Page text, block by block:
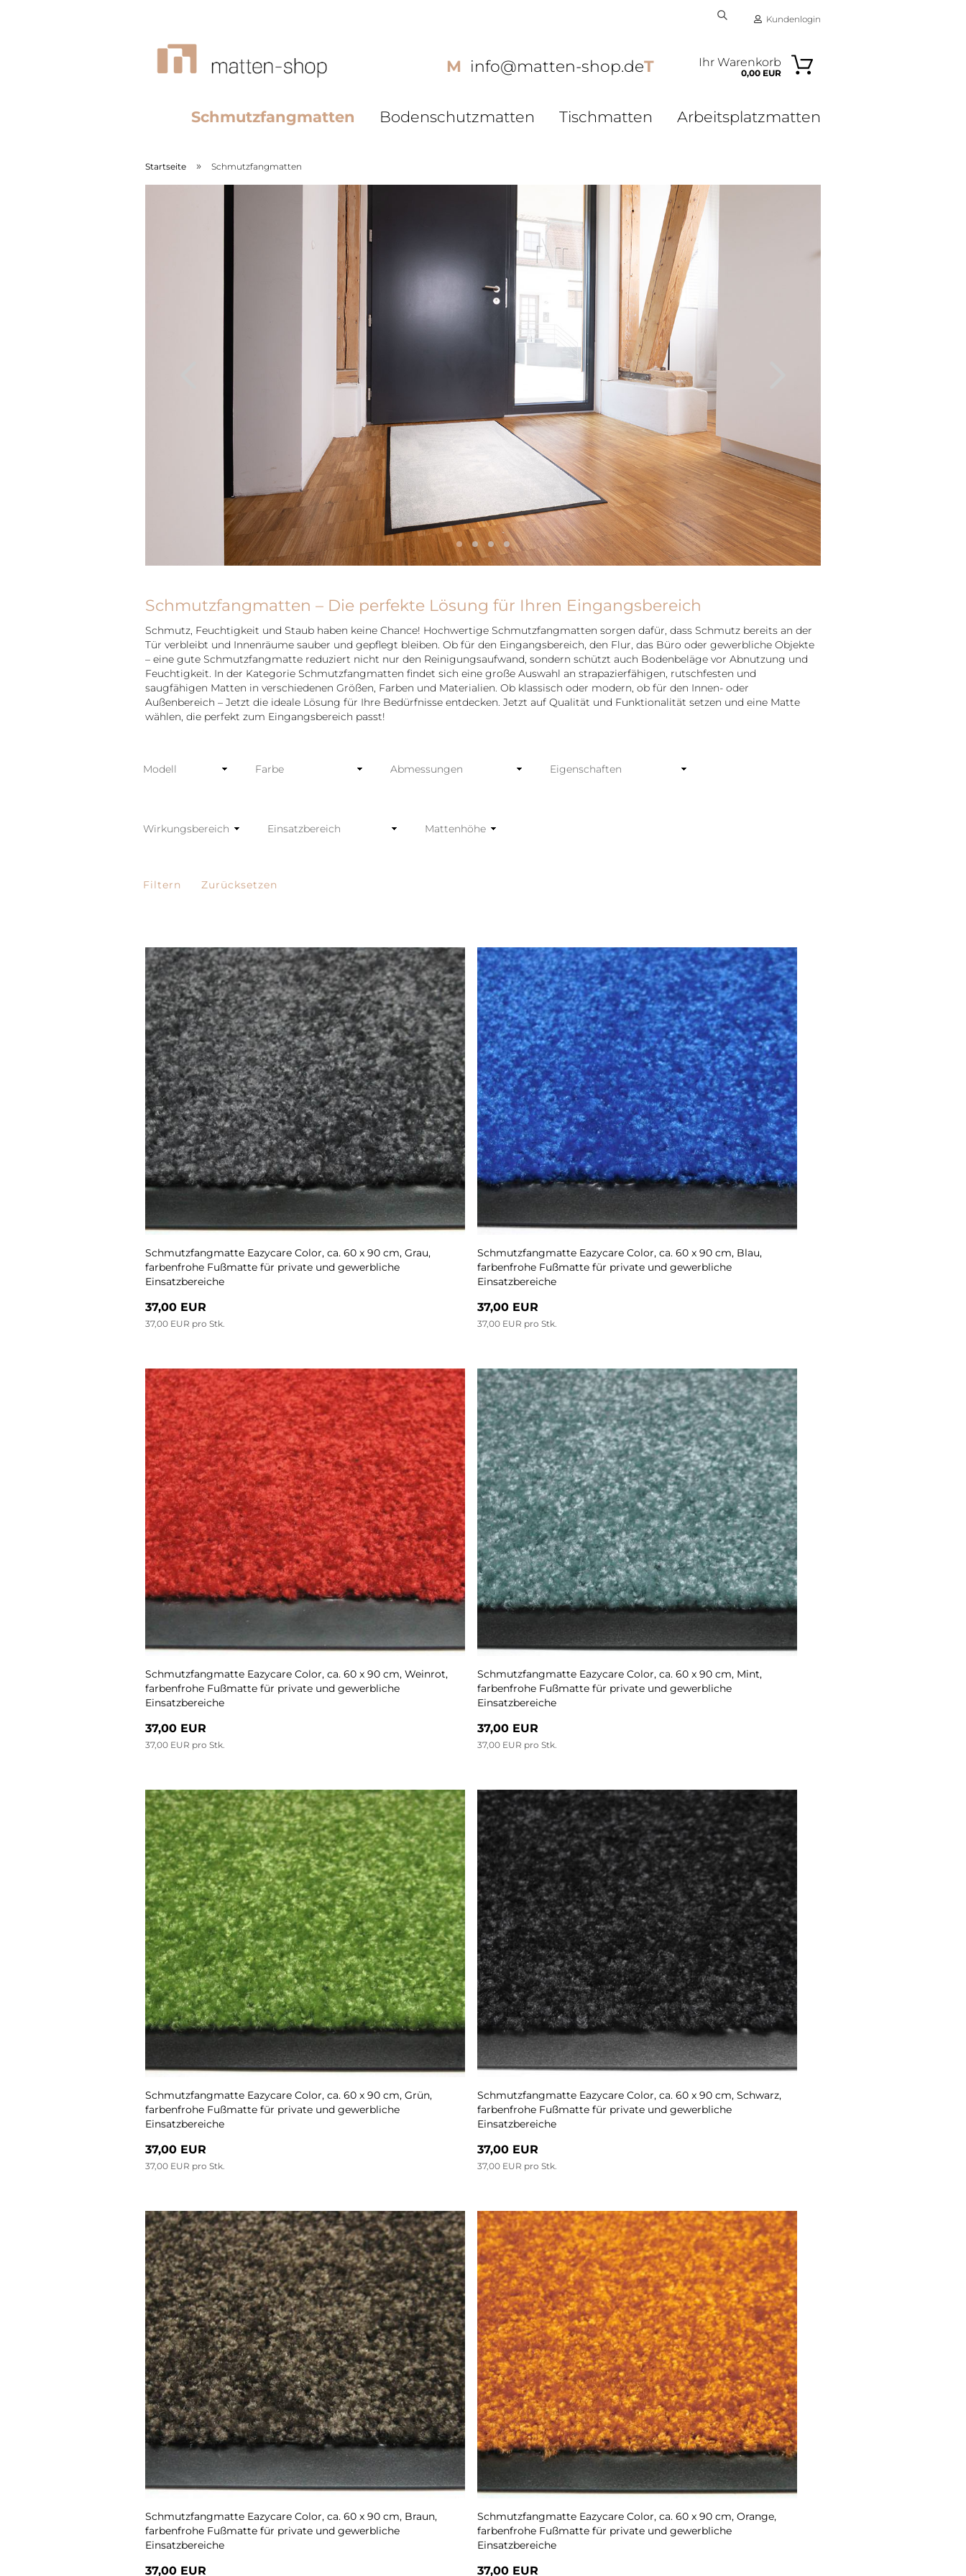
Kundenlogin
Konto erstellen
Passwort vergessen?
M info@matten-shop.deT 06204 7086 921
Ihr Warenkorb
0,00 EUR
Schmutzfangmatten Bodenschutzmatten Tischmatten Arbeitsplatzmatten
Startseite » Schmutzfangmatten
Schmutzfangmatten – Die perfekte Lösung für Ihren Eingangsbereich
Schmutz, Feuchtigkeit und Staub haben keine Chance! Hochwertige Schmutzfangmatten sorgen dafür, dass Schmutz bereits an der
Tür verbleibt und Innenräume sauber und gepflegt bleiben. Ob für den Eingangsbereich, den Flur, das Büro oder gewerbliche Objekte
– eine gute Schmutzfangmatte reduziert nicht nur den Reinigungsaufwand, sondern schützt auch Bodenbeläge vor Abnutzung und
Feuchtigkeit. In der Kategorie Schmutzfangmatten findet sich eine große Auswahl an strapazierfähigen, rutschfesten und
saugfähigen Matten in verschiedenen Größen, Farben und Materialien. Ob klassisch oder modern, ob für den Innen- oder
Außenbereich – Jetzt die ideale Lösung für Ihre Bedürfnisse entdecken. Jetzt auf Qualität und Funktionalität setzen und eine Matte
wählen, die perfekt zum Eingangsbereich passt!
Filtern Zurücksetzen
Schmutzfangmatte Eazycare Color, ca. 60 x 90 cm, Grau,
farbenfrohe Fußmatte für private und gewerbliche
Einsatzbereiche
37,00 EUR
37,00 EUR pro Stk.
Schmutzfangmatte Eazycare Color, ca. 60 x 90 cm, Blau,
farbenfrohe Fußmatte für private und gewerbliche
Einsatzbereiche
37,00 EUR
37,00 EUR pro Stk.
Schmutzfangmatte Eazycare Color, ca. 60 x 90 cm, Weinrot,
farbenfrohe Fußmatte für private und gewerbliche
Einsatzbereiche
37,00 EUR
37,00 EUR pro Stk.
Schmutzfangmatte Eazycare Color, ca. 60 x 90 cm, Mint,
farbenfrohe Fußmatte für private und gewerbliche
Einsatzbereiche
37,00 EUR
37,00 EUR pro Stk.
Schmutzfangmatte Eazycare Color, ca. 60 x 90 cm, Grün,
farbenfrohe Fußmatte für private und gewerbliche
Einsatzbereiche
37,00 EUR
37,00 EUR pro Stk.
Schmutzfangmatte Eazycare Color, ca. 60 x 90 cm, Schwarz,
farbenfrohe Fußmatte für private und gewerbliche
Einsatzbereiche
37,00 EUR
37,00 EUR pro Stk.
Schmutzfangmatte Eazycare Color, ca. 60 x 90 cm, Braun,
farbenfrohe Fußmatte für private und gewerbliche
Einsatzbereiche
37,00 EUR
Schmutzfangmatte Eazycare Color, ca. 60 x 90 cm, Orange,
farbenfrohe Fußmatte für private und gewerbliche
Einsatzbereiche
37,00 EUR